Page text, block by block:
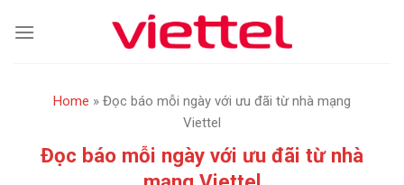
Home » Đọc báo mỗi ngày với ưu đãi từ nhà mạng
Viettel
Đọc báo mỗi ngày với ưu đãi từ nhà